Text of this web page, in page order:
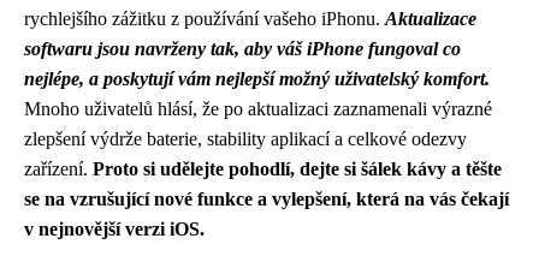
rychlejšího zážitku z používání vašeho iPhonu. Aktualizace
softwaru jsou navrženy tak, aby váš iPhone fungoval co
nejlépe, a poskytují vám nejlepší možný uživatelský komfort.
Mnoho uživatelů hlásí, že po aktualizaci zaznamenali výrazné
zlepšení výdrže baterie, stability aplikací a celkové odezvy
zařízení. Proto si udělejte pohodlí, dejte si šálek kávy a těšte
se na vzrušující nové funkce a vylepšení, která na vás čekají
v nejnovější verzi iOS.